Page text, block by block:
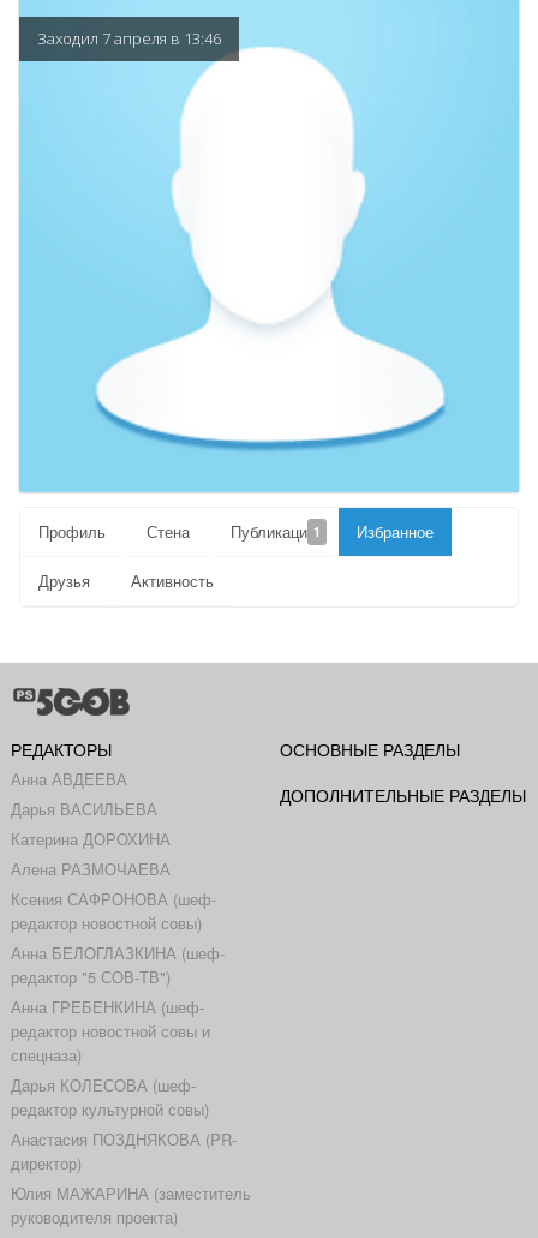
Заходил 7 апреля в 13:46
Профиль Стена Публикации1 Избранное
Друзья Активность
РЕДАКТОРЫ
Анна АВДЕЕВА
Дарья ВАСИЛЬЕВА
Катерина ДОРОХИНА
Алена РАЗМОЧАЕВА
Ксения САФРОНОВА (шеф-
редактор новостной совы)
Анна БЕЛОГЛАЗКИНА (шеф-
редактор "5 СОВ-ТВ")
Анна ГРЕБЕНКИНА (шеф-
редактор новостной совы и
спецназа)
Дарья КОЛЕСОВА (шеф-
редактор культурной совы)
Анастасия ПОЗДНЯКОВА (PR-
директор)
Юлия МАЖАРИНА (заместитель
руководителя проекта)
ОСНОВНЫЕ РАЗДЕЛЫ
ДОПОЛНИТЕЛЬНЫЕ РАЗДЕЛЫ